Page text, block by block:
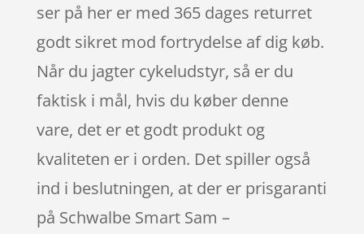
ser på her er med 365 dages returret
godt sikret mod fortrydelse af dig køb.
Når du jagter cykeludstyr, så er du
faktisk i mål, hvis du køber denne
vare, det er et godt produkt og
kvaliteten er i orden. Det spiller også
ind i beslutningen, at der er prisgaranti
på Schwalbe Smart Sam –